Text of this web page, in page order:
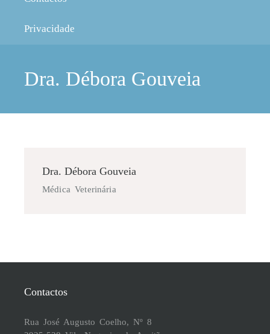
Privacidade
Dra. Débora Gouveia
Dra. Débora Gouveia
Médica Veterinária
Contactos
Rua José Augusto Coelho, Nº 8